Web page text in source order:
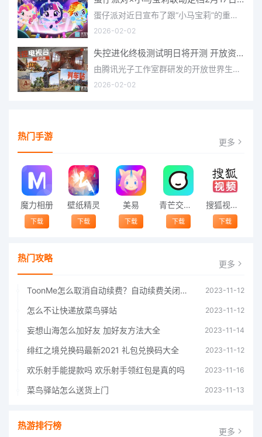
蛋仔派对近日宣布了跟“小马宝莉”的重磅联动！并且时间定档在了2月17日，此次联动将会上新很多外观，各种小马宝
2026-02-02
失控进化终极测试明日将开测 开放资格预下载已开启
由腾讯光子工作室群研发的开放世界生存进化手游《失控进化》宣布，终极测试将于明日正式开启，目前测试资格预下
2026-02-02
热门手游 更多
魔力相册
下载
壁纸精灵
下载
美易
下载
青芒交友软件官方版2021 v1.3
下载
搜狐视频app免费送会员下载安装到手机 v8.8.5
下载
热门攻略 更多
ToonMe怎么取消自动续费？自动续费关闭方法 2023-11-12
怎么不让快递放菜鸟驿站 2023-11-12
妄想山海怎么加好友 加好友方法大全 2023-11-14
绯红之境兑换码最新2021 礼包兑换码大全 2023-11-12
欢乐射手能提款吗 欢乐射手领红包是真的吗 2023-11-16
菜鸟驿站怎么送货上门 2023-11-13
热游排行榜 更多